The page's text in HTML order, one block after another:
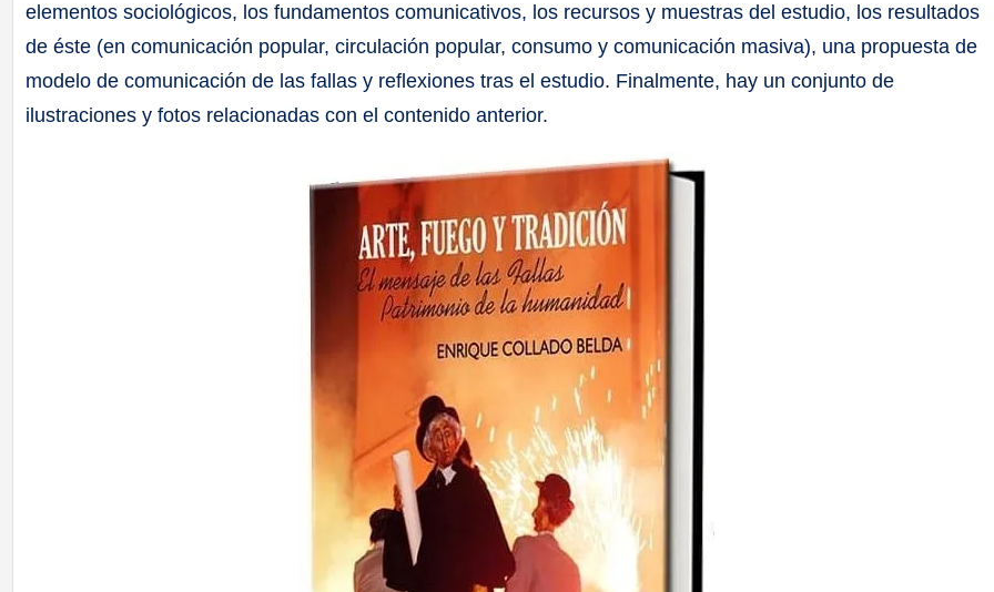
elementos sociológicos, los fundamentos comunicativos, los recursos y muestras del estudio, los resultados
de éste (en comunicación popular, circulación popular, consumo y comunicación masiva), una propuesta de
modelo de comunicación de las fallas y reflexiones tras el estudio. Finalmente, hay un conjunto de
ilustraciones y fotos relacionadas con el contenido anterior.